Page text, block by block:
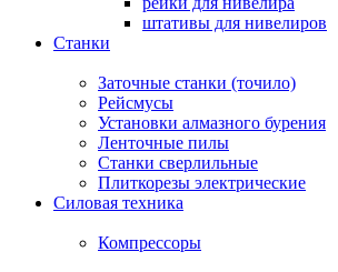
штативы для нивелиров
Станки
Заточные станки (точило)
Рейсмусы
Установки алмазного бурения
Ленточные пилы
Станки сверлильные
Плиткорезы электрические
Силовая техника
Компрессоры